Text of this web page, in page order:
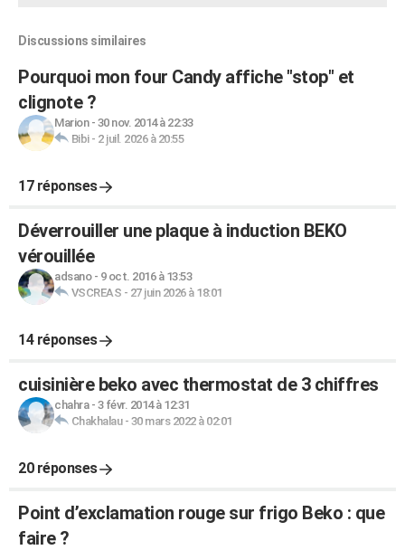
Discussions similaires
Pourquoi mon four Candy affiche "stop" et
clignote ?
Marion- 30 nov. 2014 à 22:33
Bibi- 2 juil. 2026 à 20:55
17 réponses
Déverrouiller une plaque à induction BEKO
vérouillée
adsano- 9 oct. 2016 à 13:53
VSCREAS - 27 juin 2026 à 18:01
14 réponses
cuisinière beko avec thermostat de 3 chiffres
chahra- 3 févr. 2014 à 12:31
Chakhalau- 30 mars 2022 à 02:01
20 réponses
Point d’exclamation rouge sur frigo Beko : que
faire ?